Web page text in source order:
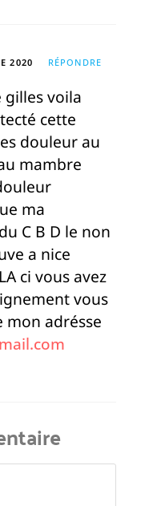
2020 RÉPONDRE
voila
cette
douleur au
mambre
ma
C B D le non
a nice
ci vous avez
vous
mon adrésse